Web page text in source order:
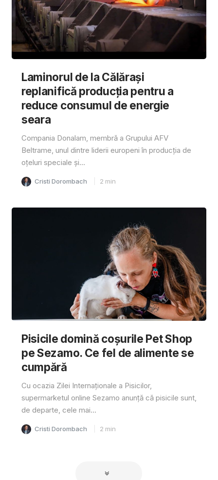
Laminorul de la Călărași
replanifică producția pentru a
reduce consumul de energie
seara
Compania Donalam, membră a Grupului AFV
Beltrame, unul dintre liderii europeni în producția de
oțeluri speciale și...
Cristi Dorombach 2 min
Pisicile domină coșurile Pet Shop
pe Sezamo. Ce fel de alimente se
cumpără
Cu ocazia Zilei Internaționale a Pisicilor,
supermarketul online Sezamo anunță că pisicile sunt,
de departe, cele mai...
Cristi Dorombach 2 min